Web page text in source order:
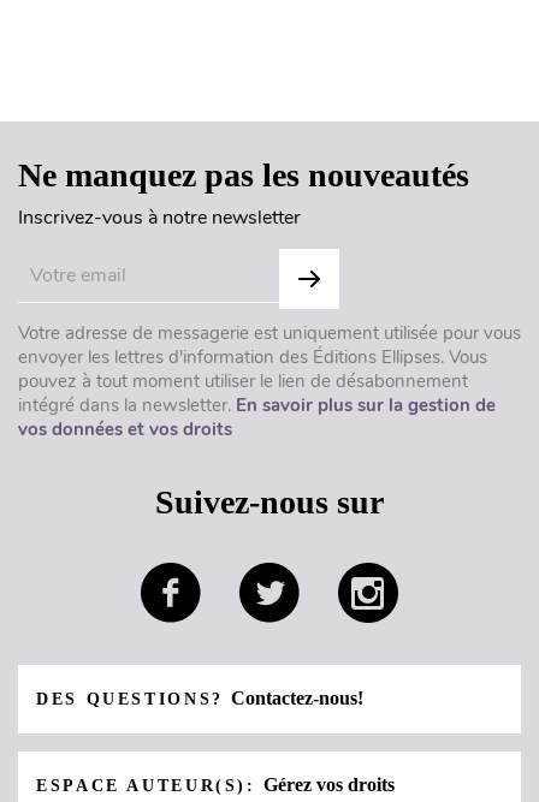
Ne manquez pas les nouveautés
Inscrivez-vous à notre newsletter
Votre adresse de messagerie est uniquement utilisée pour vous
envoyer les lettres d'information des Éditions Ellipses. Vous
pouvez à tout moment utiliser le lien de désabonnement
intégré dans la newsletter. En savoir plus sur la gestion de
vos données et vos droits
Suivez-nous sur
DES QUESTIONS?Contactez-nous!
ESPACE AUTEUR(S):Gérez vos droits